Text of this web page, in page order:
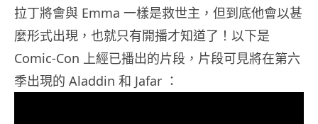
拉丁將會與 Emma 一樣是救世主，但到底他會以甚
麼形式出現，也就只有開播才知道了！以下是
Comic-Con 上經已播出的片段，片段可見將在第六
季出現的 Aladdin 和 Jafar ：